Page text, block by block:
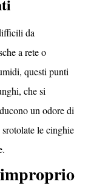
da
a rete o
questi punti
che si
un odore di
le cinghie